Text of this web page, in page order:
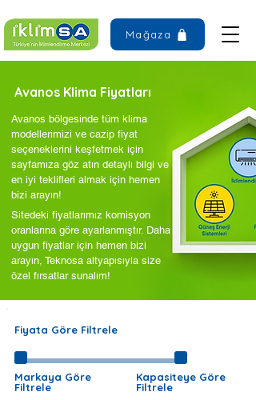
Mağaza
Avanos Klima Fiyatları
Avanos bölgesinde tüm klima
modellerimizi ve cazip fiyat
seçeneklerini keşfetmek için
sayfamıza göz atın detaylı bilgi ve
en iyi teklifleri almak için hemen
bizi arayın!
Sitedeki fiyatlarımız komisyon
oranlarına göre ayarlanmıştır. Daha
uygun fiyatlar için hemen bizi
arayın, Teknosa altyapısıyla size
özel fırsatlar sunalım!
Fiyata Göre Filtrele
Markaya Göre
Filtrele
Kapasiteye Göre
Filtrele